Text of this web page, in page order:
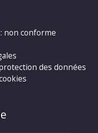
non conforme
des données